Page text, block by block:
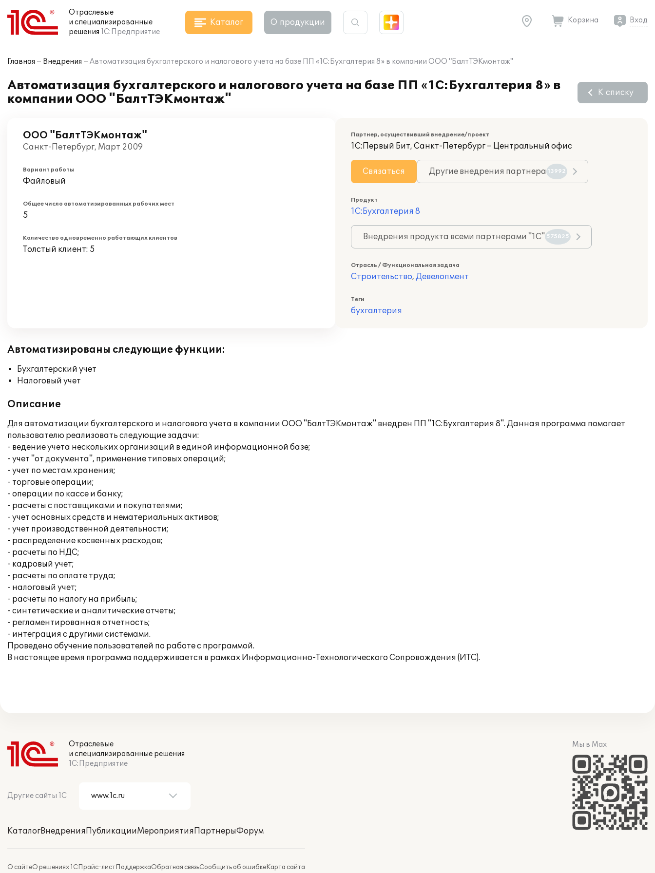
Отраслевые
и специализированные
решения 1С:Предприятие
Каталог О продукции Корзина Вход
Главная Внедрения Автоматизация бухгалтерского и налогового учета на базе ПП «1C:Бухгалтерия 8» в компании ООО "БалтТЭКмонтаж"
Автоматизация бухгалтерского и налогового учета на базе ПП «1C:Бухгалтерия 8» в
компании ООО "БалтТЭКмонтаж"
К списку
ООО "БалтТЭКмонтаж"
Санкт-Петербург, Март 2009
Вариант работы
Файловый
Общее число автоматизированных рабочих мест
5
Количество одновременно работающих клиентов
Толстый клиент: 5
Партнер, осуществивший внедрение/проект
1С:Первый Бит, Санкт-Петербург – Центральный офис
Связаться Другие внедрения партнера 13992
Продукт
1С:Бухгалтерия 8
Внедрения продукта всеми партнерами "1С" 575825
Отрасль / Функциональная задача
Строительство, Девелопмент
Теги
бухгалтерия
Автоматизированы следующие функции:
Бухгалтерский учет
Налоговый учет
Описание
Для автоматизации бухгалтерского и налогового учета в компании ООО "БалтТЭКмонтаж" внедрен ПП "1С:Бухгалтерия 8". Данная программа помогает
пользователю реализовать следующие задачи:
- ведение учета нескольких организаций в единой информационной базе;
- учет "от документа", применение типовых операций;
- учет по местам хранения;
- торговые операции;
- операции по кассе и банку;
- расчеты с поставщиками и покупателями;
- учет основных средств и нематериальных активов;
- учет производственной деятельности;
- распределение косвенных расходов;
- расчеты по НДС;
- кадровый учет;
- расчеты по оплате труда;
- налоговый учет;
- расчеты по налогу на прибыль;
- синтетические и аналитические отчеты;
- регламентированная отчетность;
- интеграция с другими системами.
Проведено обучение пользователей по работе с программой.
В настоящее время программа поддерживается в рамках Информационно-Технологического Сопровождения (ИТС).
Отраслевые
и специализированные решения
1С:Предприятие
Другие сайты 1С
КаталогВнедренияПубликацииМероприятияПартнерыФорум
О сайтеО решениях 1СПрайс-листПоддержкаОбратная связьСообщить об ошибкеКарта сайта
Мы в Max